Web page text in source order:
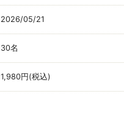
2026/05/21
30名
1,980円(税込)